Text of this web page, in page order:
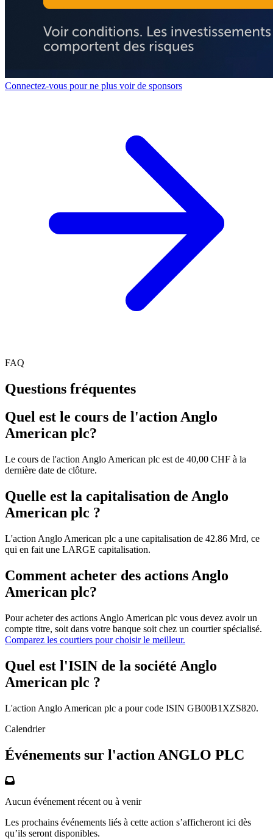
Connectez-vous pour ne plus voir de sponsors
FAQ
Questions fréquentes
Quel est le cours de l'action Anglo
American plc?
Le cours de l'action Anglo American plc est de 40,00 CHF à la
dernière date de clôture.
Quelle est la capitalisation de Anglo
American plc ?
L'action Anglo American plc a une capitalisation de 42.86 Mrd, ce
qui en fait une LARGE capitalisation.
Comment acheter des actions Anglo
American plc?
Pour acheter des actions Anglo American plc vous devez avoir un
compte titre, soit dans votre banque soit chez un courtier spécialisé.
Comparez les courtiers pour choisir le meilleur.
Quel est l'ISIN de la société Anglo
American plc ?
L'action Anglo American plc a pour code ISIN GB00B1XZS820.
Calendrier
Événements sur l'action ANGLO PLC
Aucun événement récent ou à venir
Les prochains événements liés à cette action s’afficheront ici dès
qu’ils seront disponibles.